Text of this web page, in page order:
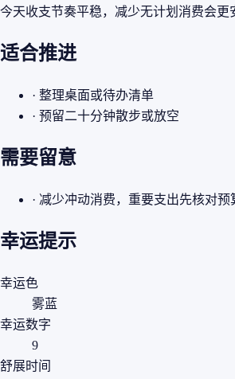
今天收支节奏平稳，减少无计划消费会更
适合推进
· 整理桌面或待办清单
· 预留二十分钟散步或放空
需要留意
· 减少冲动消费，重要支出先核对预
幸运提示
幸运色
雾蓝
幸运数字
9
舒展时间